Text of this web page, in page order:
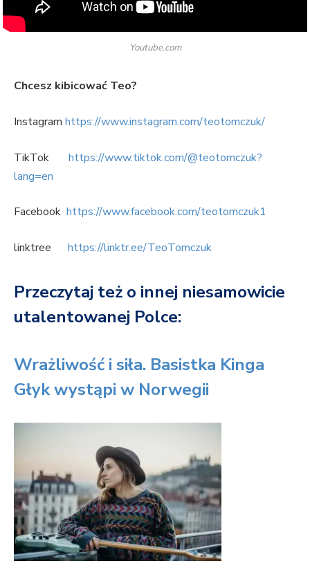
Youtube.com
Chcesz kibicować Teo?
Instagram https://www.instagram.com/teotomczuk/
TikTok https://www.tiktok.com/@teotomczuk?
lang=en
Facebook https://www.facebook.com/teotomczuk1
linktree https://linktr.ee/TeoTomczuk
Przeczytaj też o innej niesamowicie
utalentowanej Polce:
Wrażliwość i siła. Basistka Kinga
Głyk wystąpi w Norwegii